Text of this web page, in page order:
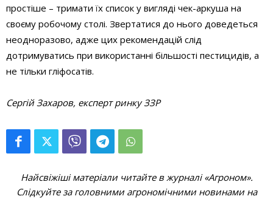
простіше – тримати їх список у вигляді чек-аркуша на
своєму робочому столі. Звертатися до нього доведеться
неодноразово, адже цих рекомендацій слід
дотримуватись при використанні більшості пестицидів, а
не тільки гліфосатів.
Сергій Захаров, експерт ринку ЗЗР
Найсвіжіші матеріали читайте в журналі «Агроном».
Слідкуйте за головними агрономічними новинами на